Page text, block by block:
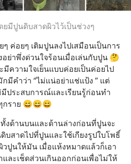
ยมีปูนดิบสาดผิวไว้เป็นช่วงๆ
ค่อยๆ เติมปูนลงไปเสมือนเป็นการ
ย่าพึ่งด่วนใจร้อนเมื่อเล่นกับปูน 🤔
มีความใจเย็นแบบค่อยเป็นค่อยไป
มีคำว่า “ไม่แน่อย่าแช่แป้ง ” แต่
ประสบการณ์และเรียนรู้ก่อนทำ
กราย 😄😄😄
ทั้งด้านบนและด้านล่างก่อนที่ปูนจะ
บสาดไปที่ปูนและใช้เกียงรูปใบโพธิ์
วปูนให้มัน เมื่อแห้งหมาดแล้วก็เอา
ละเช็ดส่วนเกินออกก่อนเพื่อไม่ให้